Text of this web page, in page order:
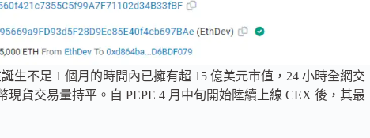
生不足 1 個月的時間內已擁有超 15 億美元市值，24 小時全網交
現貨交易量持平。自 PEPE 4 月中旬開始陸續上線 CEX 後，其最